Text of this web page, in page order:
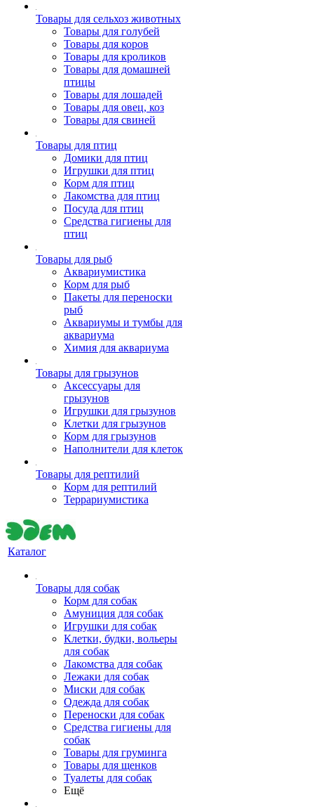
Товары для сельхоз животных
Товары для голубей
Товары для коров
Товары для кроликов
Товары для домашней
птицы
Товары для лошадей
Товары для овец, коз
Товары для свиней
Товары для птиц
Домики для птиц
Игрушки для птиц
Корм для птиц
Лакомства для птиц
Посуда для птиц
Средства гигиены для
птиц
Товары для рыб
Аквариумистика
Корм для рыб
Пакеты для переноски
рыб
Аквариумы и тумбы для
аквариума
Химия для аквариума
Товары для грызунов
Аксессуары для
грызунов
Игрушки для грызунов
Клетки для грызунов
Корм для грызунов
Наполнители для клеток
Товары для рептилий
Корм для рептилий
Террариумистика
Каталог
Товары для собак
Корм для собак
Амуниция для собак
Игрушки для собак
Клетки, будки, вольеры
для собак
Лакомства для собак
Лежаки для собак
Миски для собак
Одежда для собак
Переноски для собак
Средства гигиены для
собак
Товары для груминга
Товары для щенков
Туалеты для собак
Ещё